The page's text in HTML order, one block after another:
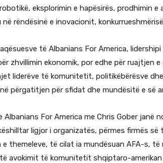
eksplorimin e hapësirës, prodhimin
rëndësinë e inovacionit,
të Albanians For America,
zhvillimin ekonomik, por edhe për ruajtjen
liderëve të komunitetit, politikëbërësve
përgatitjen për sfidat dhe mundësitë e së
Albanians For America me Chris Gober janë
ligjor i organizatës, përmes firmës
e themeleve, të cilat ia mundësuan AFA-s,
avokimit të komunitetit shqiptaro-amerikan